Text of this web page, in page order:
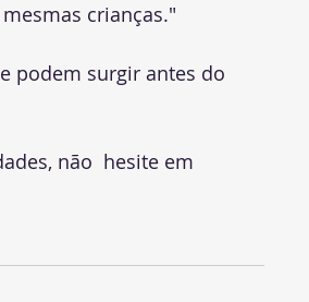
crianças."
podem surgir antes do
não  hesite em